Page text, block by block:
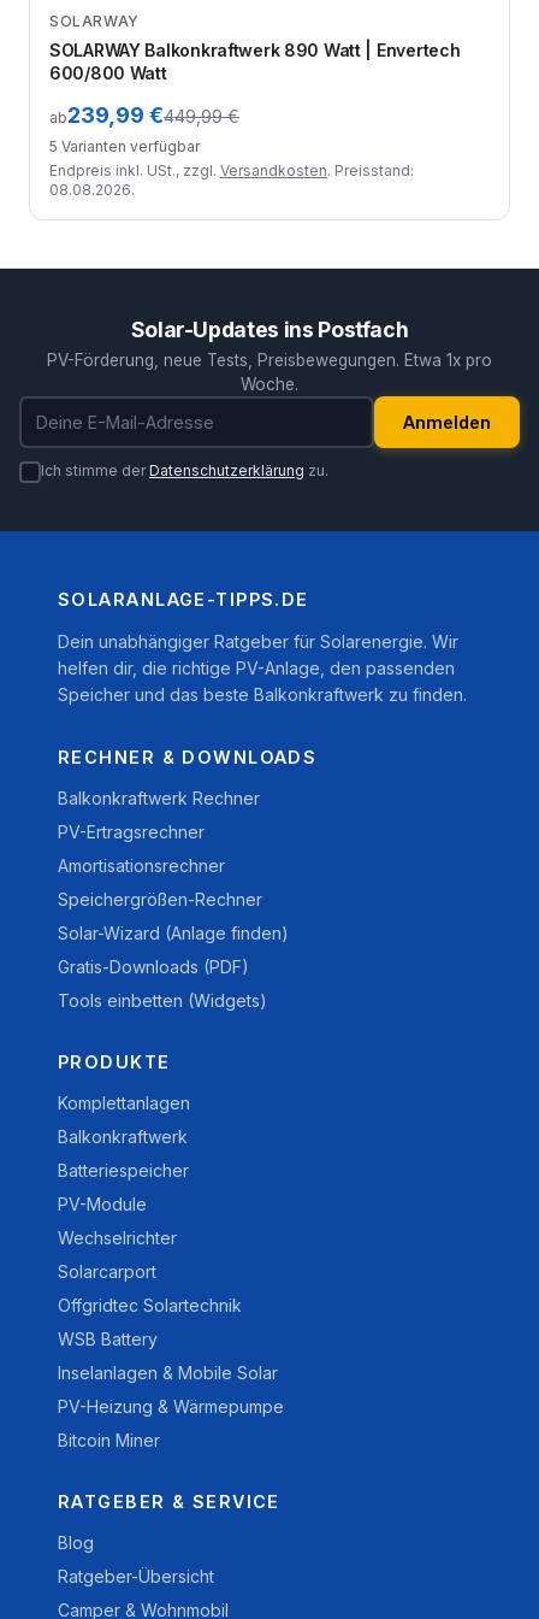
SOLARWAY
SOLARWAY Balkonkraftwerk 890 Watt | Envertech
600/800 Watt
ab239,99 €449,99 €
5 Varianten verfügbar
Endpreis inkl. USt., zzgl. Versandkosten. Preisstand:
08.08.2026.
Solar-Updates ins Postfach
PV-Förderung, neue Tests, Preisbewegungen. Etwa 1x pro
Woche.
E-Mail-Adresse
Anmelden
Ich stimme derDatenschutzerklärung zu.
SOLARANLAGE-TIPPS.DE
Dein unabhängiger Ratgeber für Solarenergie. Wir
helfen dir, die richtige PV-Anlage, den passenden
Speicher und das beste Balkonkraftwerk zu finden.
RECHNER & DOWNLOADS
Balkonkraftwerk Rechner
PV-Ertragsrechner
Amortisationsrechner
Speichergrößen-Rechner
Solar-Wizard (Anlage finden)
Gratis-Downloads (PDF)
Tools einbetten (Widgets)
PRODUKTE
Komplettanlagen
Balkonkraftwerk
Batteriespeicher
PV-Module
Wechselrichter
Solarcarport
Offgridtec Solartechnik
WSB Battery
Inselanlagen & Mobile Solar
PV-Heizung & Wärmepumpe
Bitcoin Miner
RATGEBER & SERVICE
Blog
Ratgeber-Übersicht
Camper & Wohnmobil